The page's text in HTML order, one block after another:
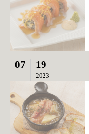
07 19
2023